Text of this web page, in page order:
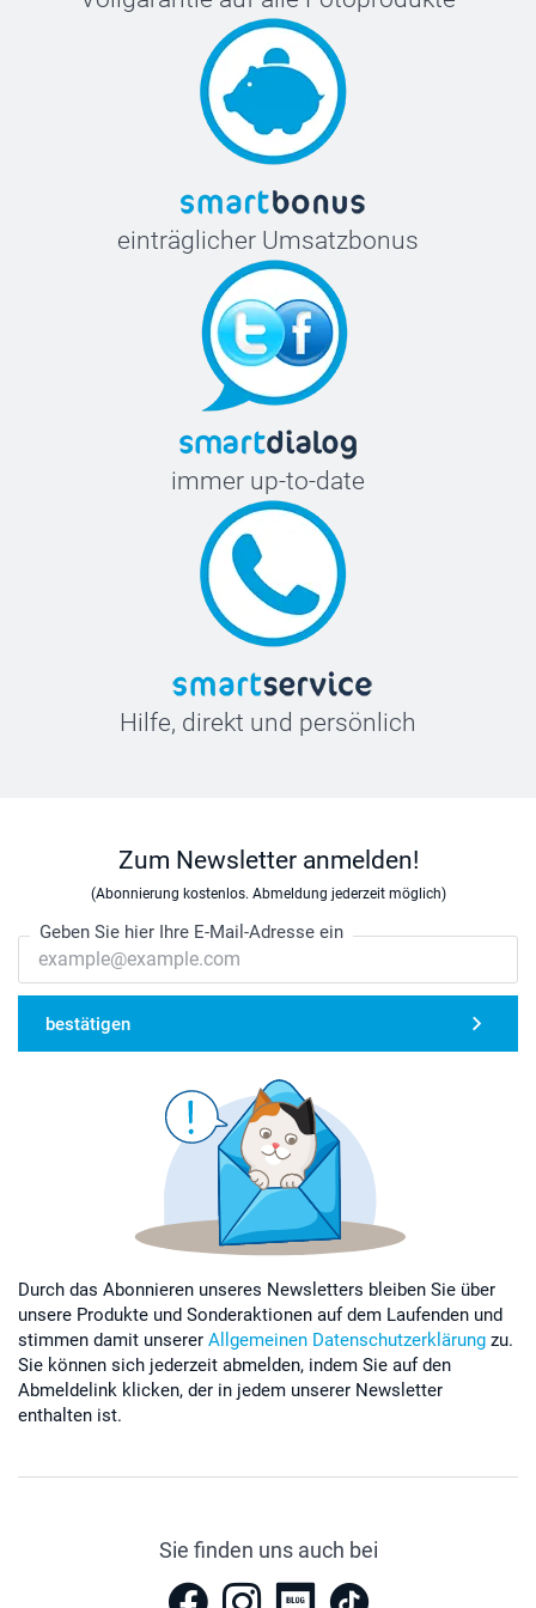
einträglicher Umsatzbonus
immer up-to-date
Hilfe, direkt und persönlich
Zum Newsletter anmelden!
(Abonnierung kostenlos. Abmeldung jederzeit möglich)
Geben Sie hier Ihre E-Mail-Adresse ein
bestätigen
Durch das Abonnieren unseres Newsletters bleiben Sie über
unsere Produkte und Sonderaktionen auf dem Laufenden und
stimmen damit unserer Allgemeinen Datenschutzerklärung zu.
Sie können sich jederzeit abmelden, indem Sie auf den
Abmeldelink klicken, der in jedem unserer Newsletter
enthalten ist.
Sie finden uns auch bei